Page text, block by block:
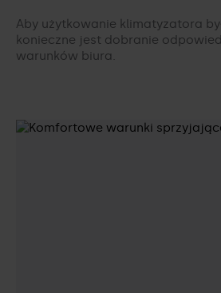
Aby użytkowanie klimatyzatora
konieczne jest dobranie
warunków biura.